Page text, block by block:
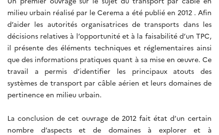
milieu urbain réalisé par le Cerema a été publié en 2012 . Afin
d’aider les autorités organisatrices de transports dans les
décisions relatives à l’opportunité et à la faisabilité d’un TPC,
il présente des éléments techniques et réglementaires ainsi
que des informations pratiques quant à sa mise en œuvre. Ce
travail a permis d’identifier les principaux atouts des
systèmes de transport par câble aérien et leurs domaines de
pertinence en milieu urbain.
La conclusion de cet ouvrage de 2012 fait état d’un certain
nombre d’aspects et de domaines à explorer et à